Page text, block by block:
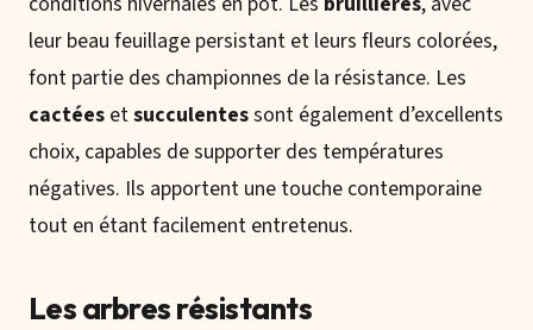
leur beau feuillage persistant et leurs fleurs colorées,
font partie des championnes de la résistance. Les
cactées etsucculentessont également d’excellents
choix, capables de supporter des températures
négatives. Ils apportent une touche contemporaine
tout en étant facilement entretenus.
Les arbres résistants